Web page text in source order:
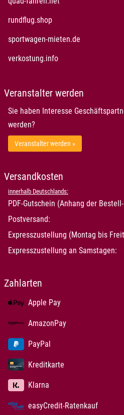
rundflug.shop
sportwagen-mieten.de
verkostung.info
Veranstalter werden
Sie haben Interesse
werden?
Veranstalter werden »
Versandkosten
innerhalb Deutschlands:
PDF-Gutschein (Anhang der
Postversand:
Expresszustellung (Montag bis
Expresszustellung an Samstagen:
Zahlarten
Apple Pay
AmazonPay
PayPal
Kreditkarte
Klarna
easyCredit-Ratenkauf